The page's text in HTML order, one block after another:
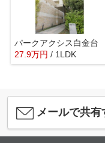
パークアクシス白金台
27.9万円 / 1LDK
メールで共有